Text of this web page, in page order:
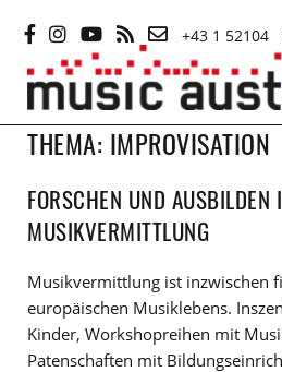
Inhalt
springen
+43 1 52104
THEMA: IMPROVISATION
FORSCHEN UND AUSBILDEN
MUSIKVERMITTLUNG
Musikvermittlung ist inzwischen
europäischen Musiklebens.
Kinder, Workshopreihen mit
Patenschaften mit